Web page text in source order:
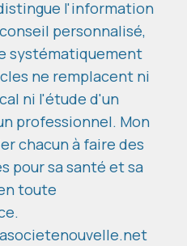
l'information
personnalisé,
systématiquement
ne remplacent ni
ni l'étude d'un
professionnel. Mon
chacun à faire des
pour sa santé et sa
toute